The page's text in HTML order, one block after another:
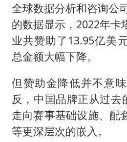
全球数据分析和咨询公
的数据显示，2022年卡
业共赞助了13.95亿美
总金额大幅下降。
但赞助金降低并不意
反，中国品牌正从过去
走向赛事基础设施、配
等更深层次的嵌入。